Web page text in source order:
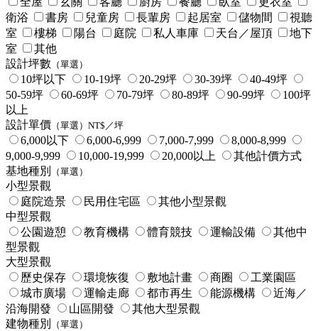
衛浴
書房 兒童房 長輩房 起居室 儲物間
視聽
室
樓梯 陽台 庭院 私人車庫 天台／屋頂
地下
室
其他
設計坪數 （單選）
10坪以下 10-19坪 20-29坪 30-39坪
40-49坪
50-59坪
60-69坪 70-79坪 80-89坪 90-99坪
100坪
以上
設計單價 （單選）NT$／坪
6,000以下 6,000-6,999 7,000-7,999
8,000-8,999
9,000-9,999
10,000-19,999 20,000以上
其他計價方式
基地種別
（單選）
小型景觀
庭院造景
民用住宅區
其他小型景觀
中型景觀
公園遊憩
教育機構 體育競技 運輸設備
其他中
型景觀
大型景觀
歷史保存
環境恢復 敷地計畫 商圈
工業園區
城市廣場
運輸走廊 都市再生 能源機構
近海／
沿海開發
山區開發
其他大型景觀
建物種別
（單選）